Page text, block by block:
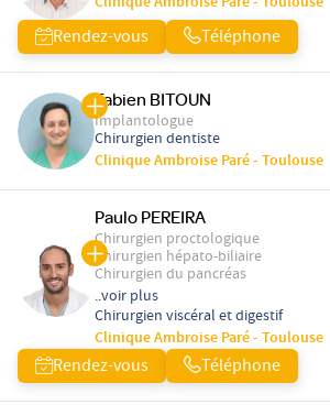
Rendez-vous Téléphone
Fabien BITOUN
Implantologue
Chirurgien dentiste
Clinique Ambroise Paré - Toulouse
Paulo PEREIRA
Chirurgien proctologique
Chirurgien hépato-biliaire
Chirurgien du pancréas
..voir plus
Chirurgien viscéral et digestif
Clinique Ambroise Paré - Toulouse
Rendez-vous Téléphone